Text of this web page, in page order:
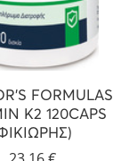
FORMULAS
K2 120CAPS